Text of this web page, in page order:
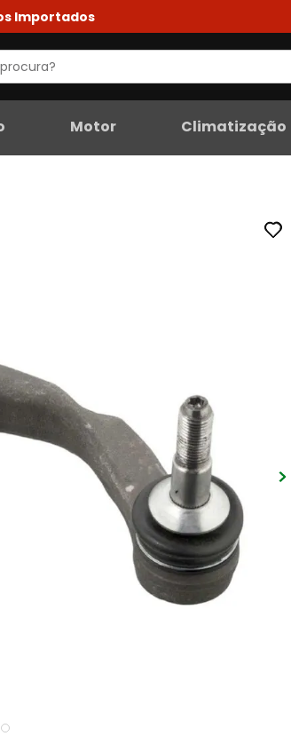
Importados
Motor Climatização